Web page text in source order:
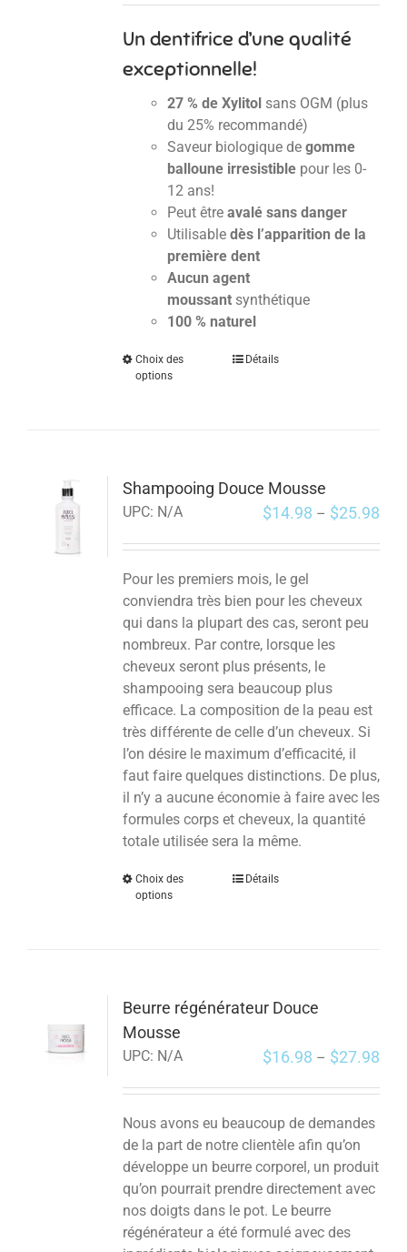
Un dentifrice d’une qualité
exceptionnelle!
27 % de Xylitolsans OGM (plus
du 25% recommandé)
Saveur biologique de gomme
balloune irresistiblepour les 0-
12 ans!
Peut être avalé sans danger
Utilisable dès l’apparition de la
première dent
Aucun agent
moussant synthétique
100 % naturel
Choix des
options
Détails
Shampooing Douce Mousse
UPC: N/A $14.98 – $25.98
Pour les premiers mois, le gel
conviendra très bien pour les cheveux
qui dans la plupart des cas, seront peu
nombreux. Par contre, lorsque les
cheveux seront plus présents, le
shampooing sera beaucoup plus
efficace. La composition de la peau est
très différente de celle d’un cheveux. Si
l’on désire le maximum d’efficacité, il
faut faire quelques distinctions. De plus,
il n’y a aucune économie à faire avec les
formules corps et cheveux, la quantité
totale utilisée sera la même.
Choix des
options
Détails
Beurre régénérateur Douce
Mousse
UPC: N/A $16.98 – $27.98
Nous avons eu beaucoup de demandes
de la part de notre clientèle afin qu’on
développe un beurre corporel, un produit
qu’on pourrait prendre directement avec
nos doigts dans le pot. Le beurre
régénérateur a été formulé avec des